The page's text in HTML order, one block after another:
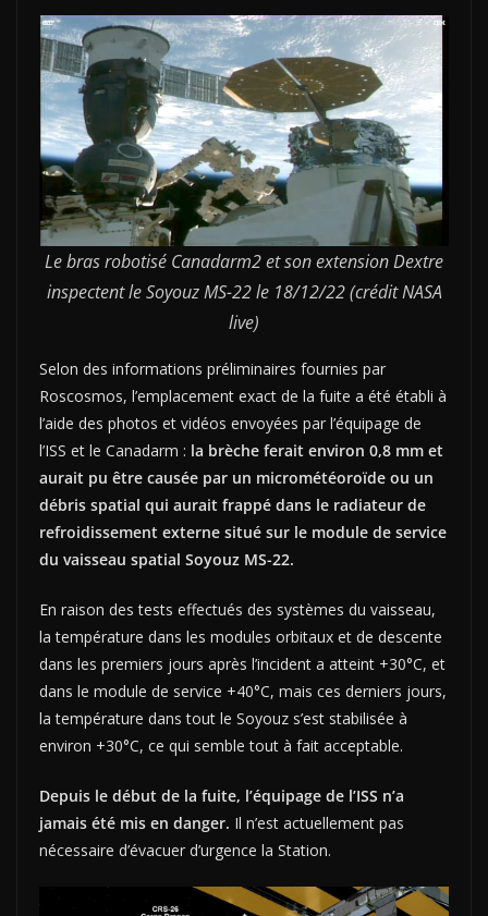
Le bras robotisé Canadarm2 et son extension Dextre
inspectent le Soyouz MS-22 le 18/12/22 (crédit NASA
live)
Selon des informations préliminaires fournies par
Roscosmos, l’emplacement exact de la fuite a été établi à
l’aide des photos et vidéos envoyées par l’équipage de
l’ISS et le Canadarm : la brèche ferait environ 0,8 mm et
aurait pu être causée par un micrométéoroïde ou un
débris spatial qui aurait frappé dans le radiateur de
refroidissement externe situé sur le module de service
du vaisseau spatial Soyouz MS-22.
En raison des tests effectués des systèmes du vaisseau,
la température dans les modules orbitaux et de descente
dans les premiers jours après l’incident a atteint +30°C, et
dans le module de service +40°C, mais ces derniers jours,
la température dans tout le Soyouz s’est stabilisée à
environ +30°C, ce qui semble tout à fait acceptable.
Depuis le début de la fuite, l’équipage de l’ISS n’a
jamais été mis en danger. Il n’est actuellement pas
nécessaire d’évacuer d’urgence la Station.